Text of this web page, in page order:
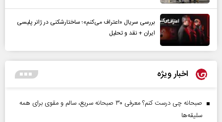
بررسی سریال «اعتراف می‌کنم»؛ ساختارشکنی در ژانر پلیسی
ایران + نقد و تحلیل
اخبار ویژه
صبحانه چی درست کنم؟ معرفی ۳۰ صبحانه سریع، سالم و مقوی برای همه
سلیقه‌ها